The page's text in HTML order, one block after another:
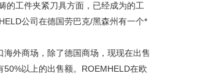
的工件夹紧刀具方面，已经成为的工
公司在德国劳巴克/黑森州有一个*
外商场，除了德国商场，现现在出售
以上的出售额。ROEMHELD在欧